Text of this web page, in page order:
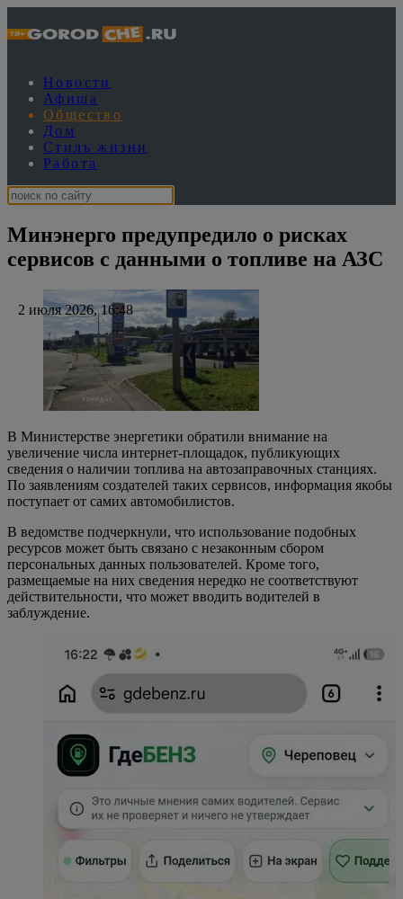
Новости
Афиша
Общество
Дом
Стиль жизни
Работа
Минэнерго предупредило о рисках
сервисов с данными о топливе на АЗС
2 июля 2026, 16:48
В Министерстве энергетики обратили внимание на
увеличение числа интернет-площадок, публикующих
сведения о наличии топлива на автозаправочных станциях.
По заявлениям создателей таких сервисов, информация якобы
поступает от самих автомобилистов.
В ведомстве подчеркнули, что использование подобных
ресурсов может быть связано с незаконным сбором
персональных данных пользователей. Кроме того,
размещаемые на них сведения нередко не соответствуют
действительности, что может вводить водителей в
заблуждение.